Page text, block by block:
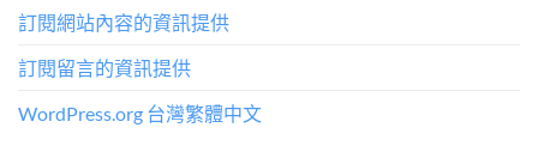
訂閱網站內容的資訊提供
訂閱留言的資訊提供
WordPress.org 台灣繁體中文